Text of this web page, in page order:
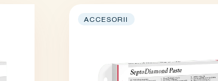
ACCESORII